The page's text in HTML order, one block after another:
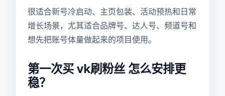
很适合新号冷启动、主页包装、活动预热和日常
增长场景，尤其适合品牌号、达人号、频道号和
想先把账号体量做起来的项目使用。
第一次买 vk刷粉丝 怎么安排更
稳？